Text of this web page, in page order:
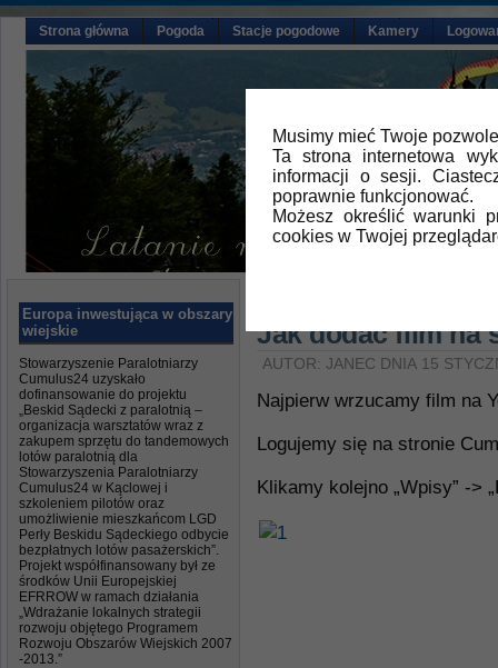
Musimy mieć Twoje
Ta strona internetowa
informacji o sesji.
poprawnie funkcjonować.
Możesz określić warunki
cookies w Twojej
Strona główna Pogoda Stacje pogodowe Kamery
Europa inwestująca w obszary
wiejskie
Stowarzyszenie Paralotniarzy
Cumulus24 uzyskało
dofinansowanie do projektu
„Beskid Sądecki z paralotnią –
organizacja warsztatów wraz z
zakupem sprzętu do tandemowych
lotów paralotnią dla
Stowarzyszenia Paralotniarzy
Cumulus24 w Kąclowej i
szkoleniem pilotów oraz
umożliwienie mieszkańcom LGD
Perły Beskidu Sądeckiego odbycie
bezpłatnych lotów pasażerskich”.
Projekt współfinansowany był ze
środków Unii Europejskiej
EFRROW w ramach działania
„Wdrażanie lokalnych strategii
rozwoju objętego Programem
Rozwoju Obszarów Wiejskich 2007
-2013.”
Jak dodać film na
AUTOR: JANEC DNIA 15
Najpierw wrzucamy film na
Logujemy się na stronie
Klikamy kolejno „Wpisy” ->